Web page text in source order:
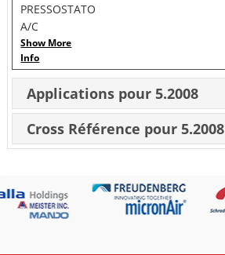
PRESSOSTATO
A/C
Show More
Info
Applications pour 5.2008
Cross Référence pour 5.2008